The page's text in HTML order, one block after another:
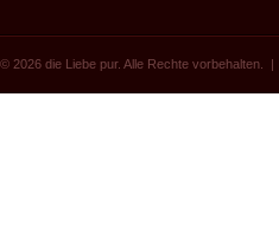
© 2026 die Liebe pur. Alle Rechte vorbehalten. |